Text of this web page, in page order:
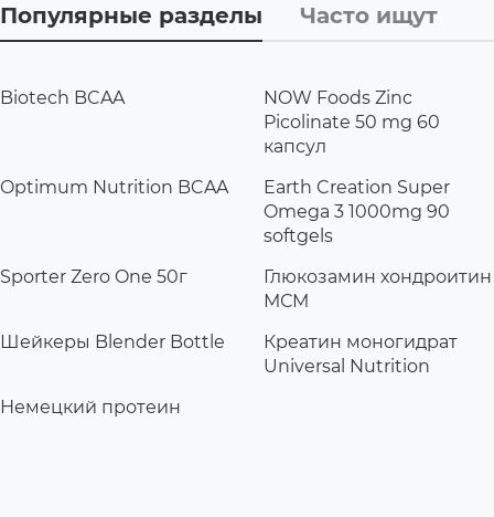
Популярные разделы Часто ищут
Biotech BCAA
NOW Foods Zinc
Picolinate 50 mg 60
капсул
Optimum Nutrition BCAA
Earth Creation Super
Omega 3 1000mg 90
softgels
Sporter Zero One 50г
Глюкозамин хондроитин
МСМ
Шейкеры Blender Bottle
Креатин моногидрат
Universal Nutrition
Немецкий протеин